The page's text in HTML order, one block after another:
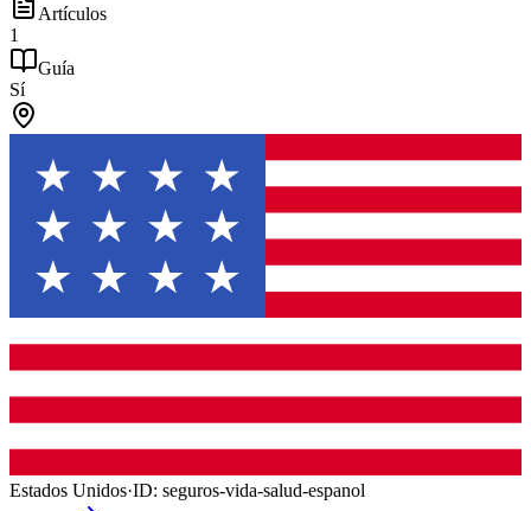
Artículos
1
Guía
Sí
Estados Unidos·ID: seguros-vida-salud-espanol